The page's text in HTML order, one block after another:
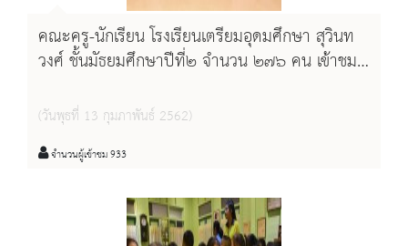
คณะครู-นักเรียน โรงเรียนเตรียมอุดมศึกษา สุวินท
วงศ์ ชั้นมัธยมศึกษาปีที่๒ จำนวน ๒๗๖ คน เข้าชม
(วันพุธที่ 13 กุมภาพันธ์ 2562)
จำนวนผู้เข้าชม 933